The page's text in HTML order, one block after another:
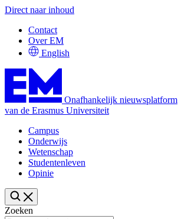
Direct naar inhoud
Contact
Over EM
English
Onafhankelijk nieuwsplatform
van de Erasmus Universiteit
Campus
Onderwijs
Wetenschap
Studentenleven
Opinie
Zoeken